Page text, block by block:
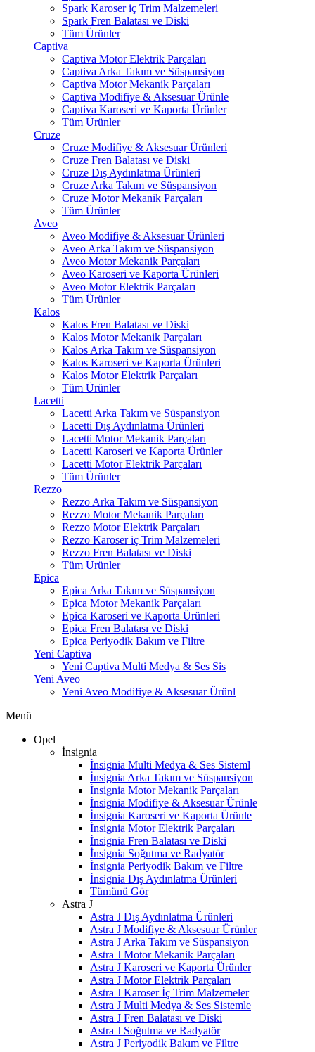
Spark Karoser iç Trim Malzemeleri
Spark Fren Balatası ve Diski
Tüm Ürünler
Captiva
Captiva Motor Elektrik Parçaları
Captiva Arka Takım ve Süspansiyon
Captiva Motor Mekanik Parçaları
Captiva Modifiye & Aksesuar Ürünle
Captiva Karoseri ve Kaporta Ürünler
Tüm Ürünler
Cruze
Cruze Modifiye & Aksesuar Ürünleri
Cruze Fren Balatası ve Diski
Cruze Dış Aydınlatma Ürünleri
Cruze Arka Takım ve Süspansiyon
Cruze Motor Mekanik Parçaları
Tüm Ürünler
Aveo
Aveo Modifiye & Aksesuar Ürünleri
Aveo Arka Takım ve Süspansiyon
Aveo Motor Mekanik Parçaları
Aveo Karoseri ve Kaporta Ürünleri
Aveo Motor Elektrik Parçaları
Tüm Ürünler
Kalos
Kalos Fren Balatası ve Diski
Kalos Motor Mekanik Parçaları
Kalos Arka Takım ve Süspansiyon
Kalos Karoseri ve Kaporta Ürünleri
Kalos Motor Elektrik Parçaları
Tüm Ürünler
Lacetti
Lacetti Arka Takım ve Süspansiyon
Lacetti Dış Aydınlatma Ürünleri
Lacetti Motor Mekanik Parçaları
Lacetti Karoseri ve Kaporta Ürünler
Lacetti Motor Elektrik Parçaları
Tüm Ürünler
Rezzo
Rezzo Arka Takım ve Süspansiyon
Rezzo Motor Mekanik Parçaları
Rezzo Motor Elektrik Parçaları
Rezzo Karoser iç Trim Malzemeleri
Rezzo Fren Balatası ve Diski
Tüm Ürünler
Epica
Epica Arka Takım ve Süspansiyon
Epica Motor Mekanik Parçaları
Epica Karoseri ve Kaporta Ürünleri
Epica Fren Balatası ve Diski
Epica Periyodik Bakım ve Filtre
Yeni Captiva
Yeni Captiva Multi Medya & Ses Sis
Yeni Aveo
Yeni Aveo Modifiye & Aksesuar Ürünl
Menü
Opel
İnsignia
İnsignia Multi Medya & Ses Sisteml
İnsignia Arka Takım ve Süspansiyon
İnsignia Motor Mekanik Parçaları
İnsignia Modifiye & Aksesuar Ürünle
İnsignia Karoseri ve Kaporta Ürünle
İnsignia Motor Elektrik Parçaları
İnsignia Fren Balatası ve Diski
İnsignia Soğutma ve Radyatör
İnsignia Periyodik Bakım ve Filtre
İnsignia Dış Aydınlatma Ürünleri
Tümünü Gör
Astra J
Astra J Dış Aydınlatma Ürünleri
Astra J Modifiye & Aksesuar Ürünler
Astra J Arka Takım ve Süspansiyon
Astra J Motor Mekanik Parçaları
Astra J Karoseri ve Kaporta Ürünler
Astra J Motor Elektrik Parçaları
Astra J Karoser İç Trim Malzemeler
Astra J Multi Medya & Ses Sistemle
Astra J Fren Balatası ve Diski
Astra J Soğutma ve Radyatör
Astra J Periyodik Bakım ve Filtre